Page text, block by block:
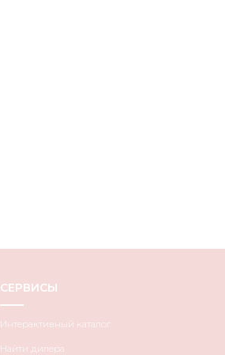
СЕРВИСЫ
Интерактивный каталог
Найти дилера